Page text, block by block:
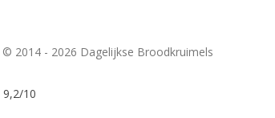
© 2014 - 2026 Dagelijkse Broodkruimels
9,2/10